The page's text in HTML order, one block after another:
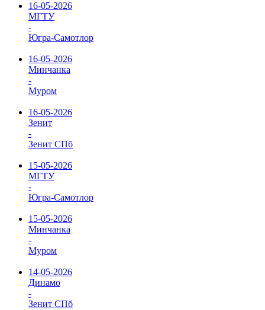
16-05-2026
МГТУ
-
Югра-Самотлор
16-05-2026
Минчанка
-
Муром
16-05-2026
Зенит
-
Зенит СПб
15-05-2026
МГТУ
-
Югра-Самотлор
15-05-2026
Минчанка
-
Муром
14-05-2026
Динамо
-
Зенит СПб